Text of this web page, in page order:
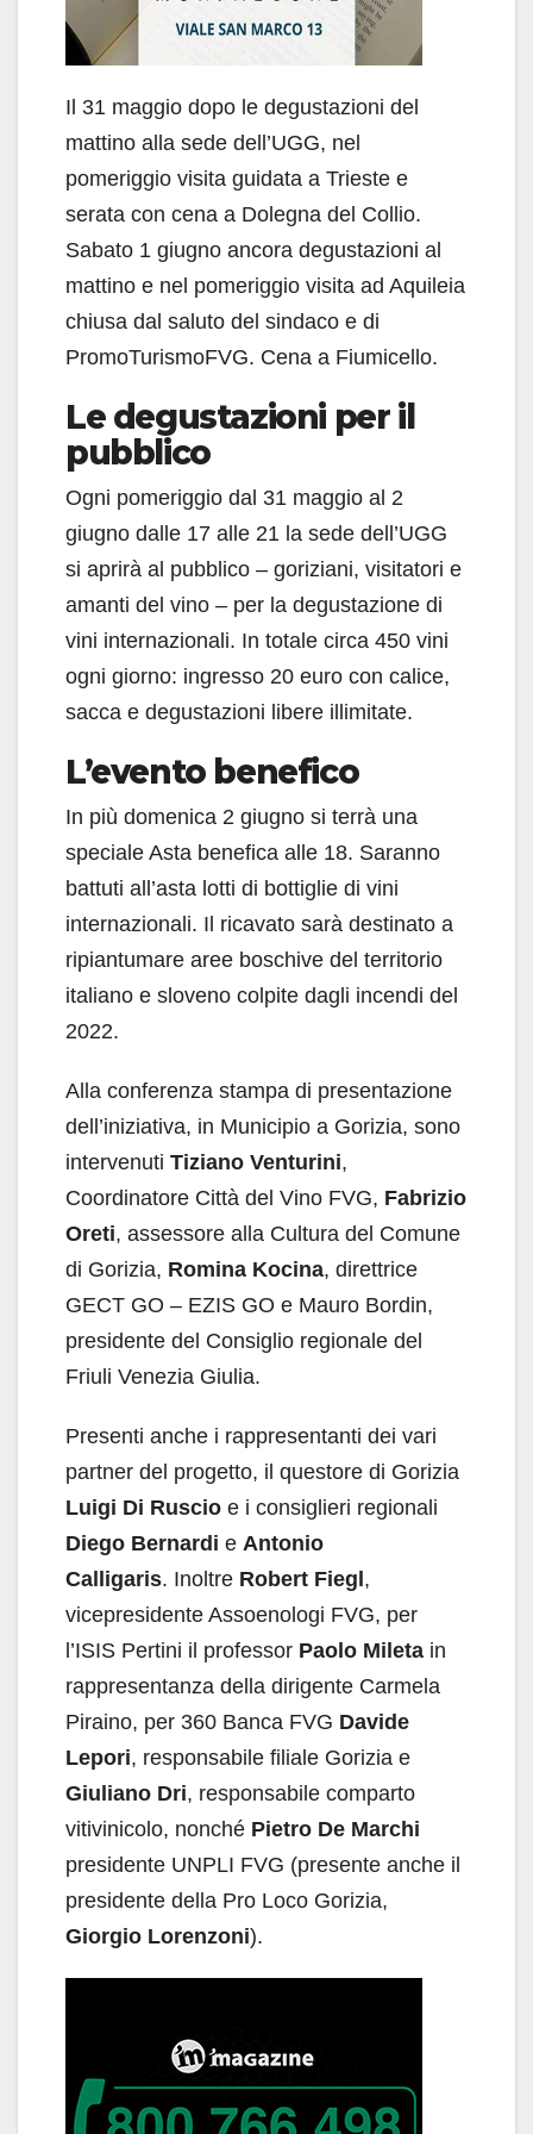
Il 31 maggio dopo le degustazioni del
mattino alla sede dell’UGG, nel
pomeriggio visita guidata a Trieste e
serata con cena a Dolegna del Collio.
Sabato 1 giugno ancora degustazioni al
mattino e nel pomeriggio visita ad Aquileia
chiusa dal saluto del sindaco e di
PromoTurismoFVG. Cena a Fiumicello.
Le degustazioni per il
pubblico
Ogni pomeriggio dal 31 maggio al 2
giugno dalle 17 alle 21 la sede dell’UGG
si aprirà al pubblico – goriziani, visitatori e
amanti del vino – per la degustazione di
vini internazionali. In totale circa 450 vini
ogni giorno: ingresso 20 euro con calice,
sacca e degustazioni libere illimitate.
L’evento benefico
In più domenica 2 giugno si terrà una
speciale Asta benefica alle 18. Saranno
battuti all’asta lotti di bottiglie di vini
internazionali. Il ricavato sarà destinato a
ripiantumare aree boschive del territorio
italiano e sloveno colpite dagli incendi del
2022.
Alla conferenza stampa di presentazione
dell’iniziativa, in Municipio a Gorizia, sono
intervenuti Tiziano Venturini,
Coordinatore Città del Vino FVG, Fabrizio
Oreti, assessore alla Cultura del Comune
di Gorizia, Romina Kocina, direttrice
GECT GO – EZIS GO e Mauro Bordin,
presidente del Consiglio regionale del
Friuli Venezia Giulia.
Presenti anche i rappresentanti dei vari
partner del progetto, il questore di Gorizia
Luigi Di Ruscio e i consiglieri regionali
Diego Bernardi e Antonio
Calligaris. Inoltre Robert Fiegl ,
vicepresidente Assoenologi FVG, per
l’ISIS Pertini il professor Paolo Mileta in
rappresentanza della dirigente Carmela
Piraino, per 360 Banca FVG Davide
Lepori, responsabile filiale Gorizia e
Giuliano Dri, responsabile comparto
vitivinicolo, nonché Pietro De Marchi
presidente UNPLI FVG (presente anche il
presidente della Pro Loco Gorizia,
Giorgio Lorenzoni).